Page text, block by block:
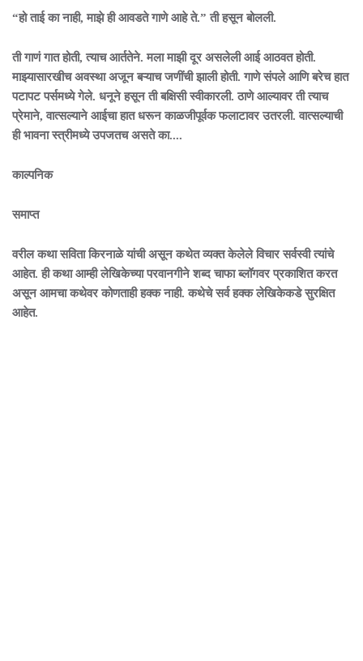
“हो ताई का नाही, माझे ही आवडते गाणे आहे ते.” ती हसून बोलली.
ती गाणं गात होती, त्याच आर्ततेने. मला माझी दूर असलेली आई आठवत होती.
माझ्यासारखीच अवस्था अजून बऱ्याच जणींची झाली होती. गाणे संपले आणि बरेच हात
पटापट पर्समध्ये गेले. धनूने हसून ती बक्षिसी स्वीकारली. ठाणे आल्यावर ती त्याच
प्रेमाने, वात्सल्याने आईचा हात धरून काळजीपूर्वक फलाटावर उतरली. वात्सल्याची
ही भावना स्त्रीमध्ये उपजतच असते का....
काल्पनिक
समाप्त
वरील कथा सविता किरनाळे यांची असून कथेत व्यक्त केलेले विचार सर्वस्वी त्यांचे
आहेत. ही कथा आम्ही लेखिकेच्या परवानगीने शब्द चाफा ब्लॉगवर प्रकाशित करत
असून आमचा कथेवर कोणताही हक्क नाही. कथेचे सर्व हक्क लेखिकेकडे सुरक्षित
आहेत.